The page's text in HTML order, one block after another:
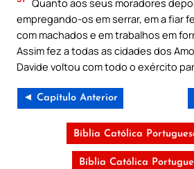
empregando-os em serrar, em a fiar
com machados e em trabalhos em
Assim fez a todas as cidades dos
Davide voltou com todo o exército
◄ Capítulo Anterior
Bíblia Católica
Bíblia Católica